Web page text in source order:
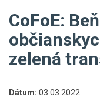
menu
na
užívateľské
menu
na
CoFoE:
zelená
Dátum: 03.03.2022